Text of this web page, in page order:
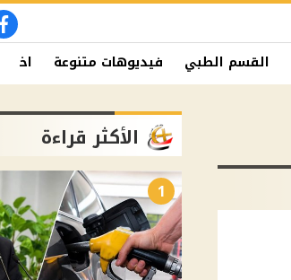
القسم الطبي فيديوهات متنوعة اخبار
الأكثر قراءة
1